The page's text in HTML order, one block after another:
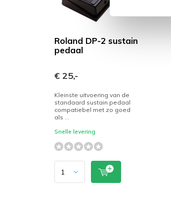
Roland DP-2 sustain
pedaal
€ 25,-
Kleinste uitvoering van de
standaard sustain pedaal
compatiebel met zo goed
als ...
Snelle levering